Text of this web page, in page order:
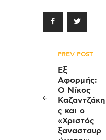
Πλοήγηση
άρθρων
PREV POST
Εξ
Αφορμής:
Ο Νίκος
Καζαντζάκη
ς και ο
«Χριστός
ξανασταυρ